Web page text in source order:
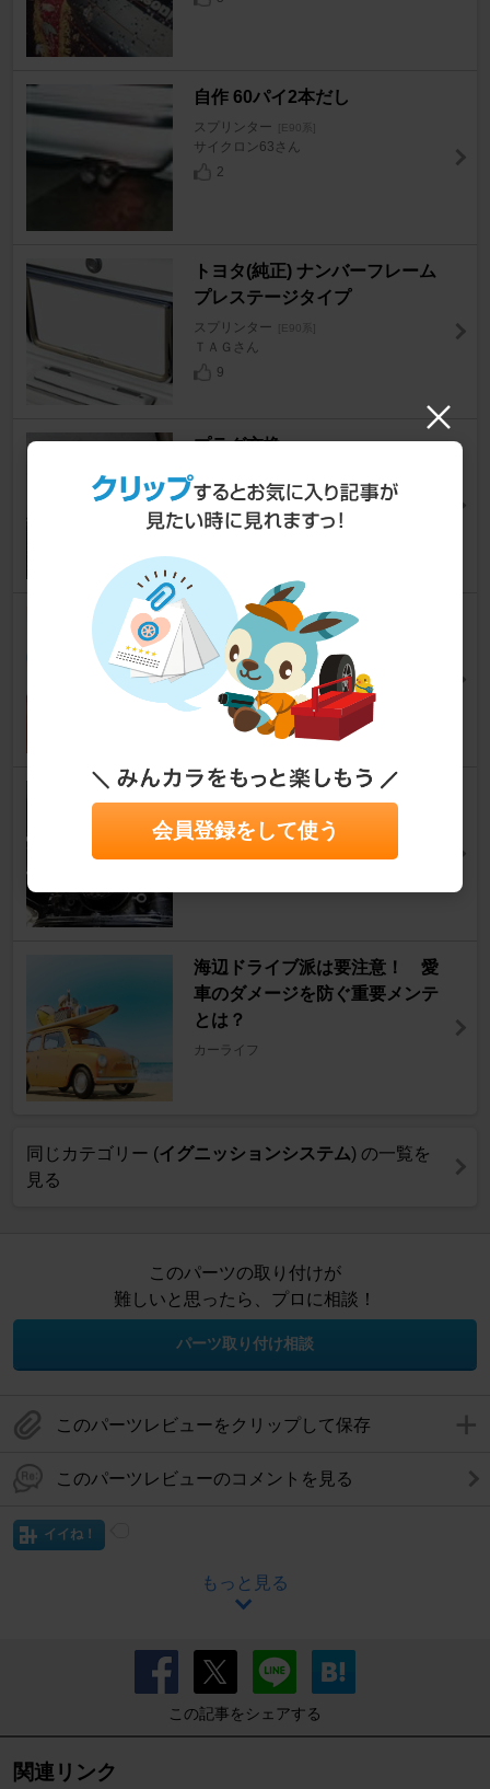
自作 60パイ2本だし
スプリンター [E90系]
サイクロン63さん
2
トヨタ(純正) ナンバーフレーム
プレステージタイプ
スプリンター [E90系]
ＴＡＧさん
9
プラグ交換
スプリンター
barrysheeneさん
0
ファンベルト交換
スプリンター [E90系]
barrysheeneさん
0
タイミングベルト交換
スプリンター [E90系]
barrysheeneさん
海辺ドライブ派は要注意！ 愛
車のダメージを防ぐ重要メンテ
とは？
カーライフ
同じカテゴリー (イグニッションシステム) の一覧を
見る
このパーツの取り付けが
難しいと思ったら、プロに相談！
パーツ取り付け相談
このパーツレビューをクリップして保存
このパーツレビューのコメントを見る
イイね！
もっと見る
この記事をシェアする
関連リンク
会員登録をして使う